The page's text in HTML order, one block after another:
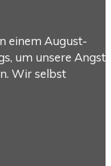
einem August-
um unsere Angst
Wir selbst